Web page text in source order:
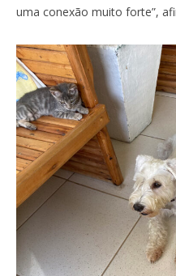
uma conexão muito forte”,